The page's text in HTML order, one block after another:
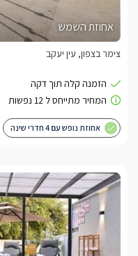
אחוזת השמש
צימר בצפון, עין יעקב
אחוזת נופש עם 4 חדרי שינה